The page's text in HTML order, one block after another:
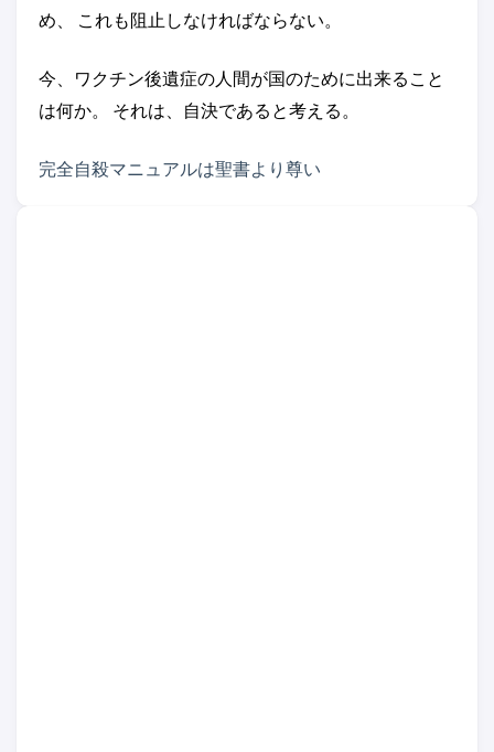
め、 これも阻止しなければならない。
今、ワクチン後遺症の人間が国のために出来ること
は何か。 それは、自決であると考える。
完全自殺マニュアルは聖書より尊い